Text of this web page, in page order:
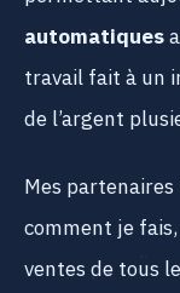
automatiques
travail fait à un
de l’argent
Mes
comment je
ventes de tous